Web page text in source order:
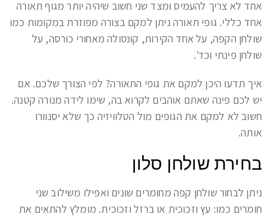
אחד לא צריך להעמיס ומצד שני חשוב שיהיה יותר מגוף תאורה
אחד כללי. גופי תאורה ניתן למקם בצורה מפוזרת במקומות כמו
שולחן הקפה, על אחד הקירות, קונסולה מאחורי כורסה, על
שולחן פינתי וכד'.
איך תדעו היכן למקם את גופי התאורה? לפי הצורך שלכם. אם
יש לכם פינה שאתם אוהבים לקרוא בה, שימו לידה מנורה קטנה.
חשוב לא למקם את הגופים מול הטלוויזיה כך שלא יסנוורו
אותה.
בחירת שולחן סלון
ניתן לבחור שולחן קפה מחומרים שונים ואפילו משילוב שני
חומרים כמו: עץ וזכוכית או ברזל וזכוכית. מומלץ להתאים את